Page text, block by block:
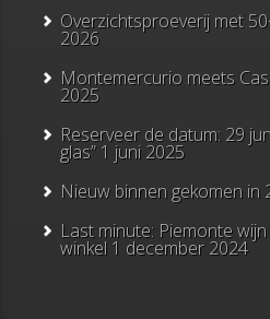
Overzichtsproeverij met
2026
Montemercurio meets
2025
Reserveer de datum: 29
glas” 1 juni 2025
Nieuw binnen gekomen in
Last minute: Piemonte
winkel 1 december 2024